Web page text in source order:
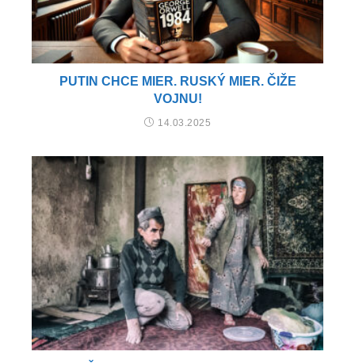
PUTIN CHCE MIER. RUSKÝ MIER. ČIŽE
VOJNU!
14.03.2025